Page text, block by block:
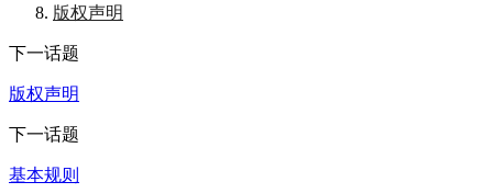
版权声明
下一话题
版权声明
下一话题
基本规则